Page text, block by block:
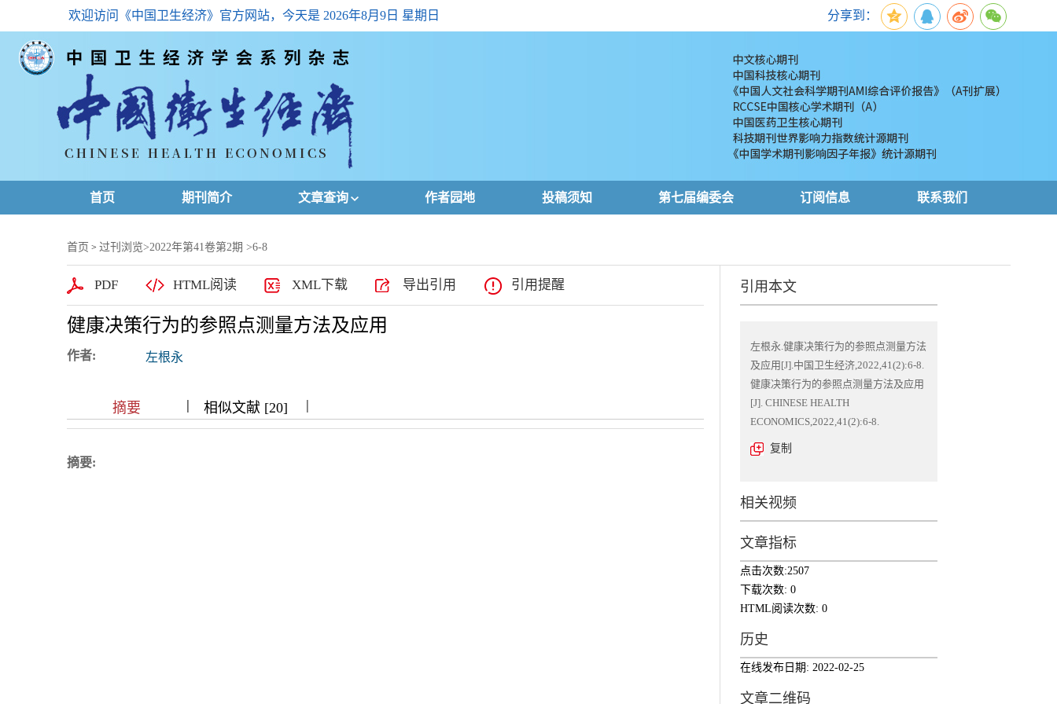
欢迎访问《中国卫生经济》官方网站，今天是 2026年8月9日 星期日 分享到：
首页 期刊简介 文章查询
高级查询
下载排名
作者园地 投稿须知 第七届编委会 订阅信息 联系我们
首页 > 过刊浏览>2022年第41卷第2期 >6-8
PDF HTML阅读 XML下载 导出引用 引用提醒
健康决策行为的参照点测量方法及应用
作者: 左根永
摘要 |||| 相似文献 [20] |||
摘要:
引用本文
左根永.健康决策行为的参照点测量方法
及应用[J].中国卫生经济,2022,41(2):6-8.
健康决策行为的参照点测量方法及应用
[J]. CHINESE HEALTH
ECONOMICS,2022,41(2):6-8.
复制
相关视频
文章指标
点击次数:2507
下载次数: 0
HTML阅读次数: 0
历史
在线发布日期: 2022-02-25
文章二维码